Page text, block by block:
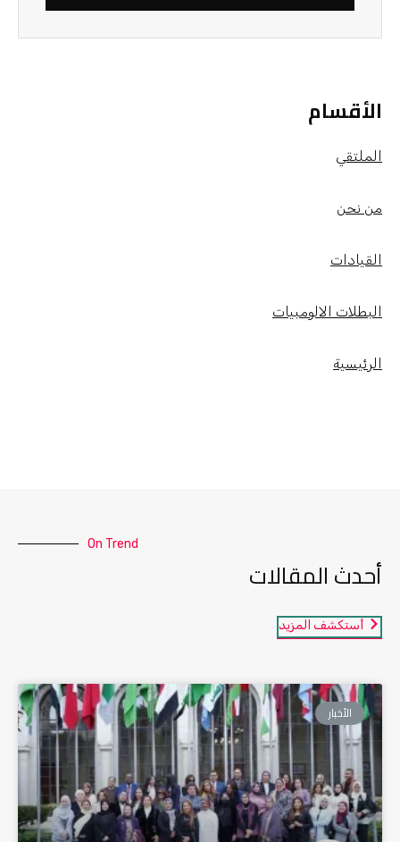
الأقسام
الملتقي
من نحن
القيادات
البطلات الالومبيات
الرئيسية
On Trend
أحدث المقالات
أستكشف المزيد
الأخبار